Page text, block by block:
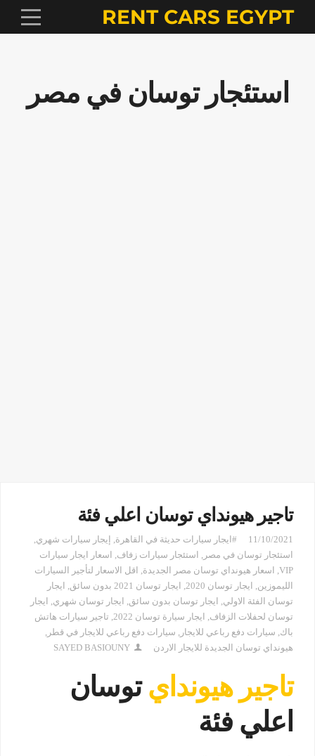
RENT CARS EGYPT
استئجار توسان في مصر
تاجير هيونداي توسان اعلي فئة
11/10/2021 #ايجار سيارات حديثة في القاهرة, إيجار سيارات شهري,
استئجار توسان في مصر , استئجار سيارات زفاف, اسعار ايجار سيارات
VIP
, اسعار هيونداي توسان مصر الجديدة, اقل الاسعار لتأجير السيارات
الليموزين, ايجار توسان 2020 , ايجار توسان 2021 بدون سائق , ايجار
توسان الفئة الاولي, ايجار توسان بدون سائق, ايجار توسان شهري, ايجار
توسان لحفلات الزفاف, ايجار سيارة توسان 2022 , تاجير سيارات هاتش
باك, سيارات دفع رباعي للايجار , سيارات دفع رباعي للايجار في قطر ,
هيونداي توسان الجديدة للايجار الاردن
SAYED BASIOUNY
تاجير هيونداي توسان
اعلي فئة